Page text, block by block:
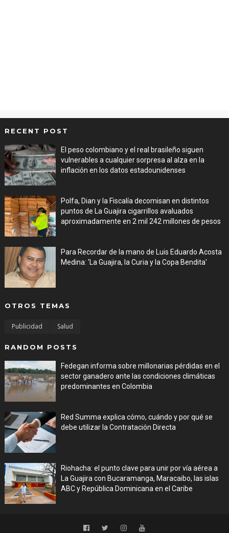
RECENT POST
El peso colombiano y el real brasileño siguen
vulnerables a cualquier sorpresa al alza en la
inflación en los datos estadounidenses
Polfa, Dian y la Fiscalía decomisan en distintos
puntos de La Guajira cigarrillos avaluados
aproximadamente en 2 mil 242 millones de pesos
Para Recordar de la mano de Luis Eduardo Acosta
Medina: 'La Guajira, la Curia y la Copa Bendita'
OTROS TEMAS
Publicidad Salud
RANDOM POSTS
Fedegan informa sobre millonarias pérdidas en el
sector ganadero ante las condiciones climáticas
predominantes en Colombia
Red Summa explica cómo, cuándo y por qué se
debe utilizar la Contratación Directa
Riohacha: el punto clave para unir por vía aérea a
La Guajira con Bucaramanga, Maracaibo, las islas
ABC y República Dominicana en el Caribe